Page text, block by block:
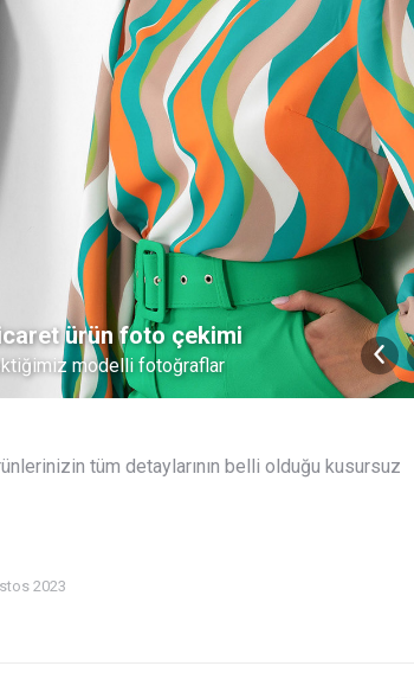
ürün foto çekimi
modelli fotoğraflar
tüm detaylarının belli olduğu kusursuz
2023